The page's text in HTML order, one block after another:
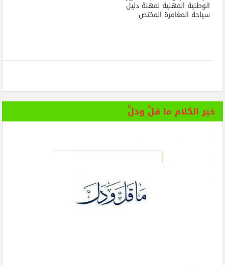
الوطنية المهنية لمهنة دليل
سياحة المغامرة المختص
خير الكلام ما قلَّ ودلَّ